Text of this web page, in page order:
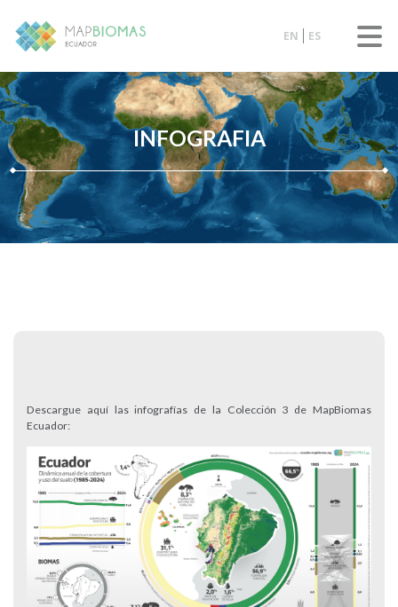
EN ES
INFOGRAFIA
Descargue aquí las infografías de la Colección 3 de MapBiomas
Ecuador: